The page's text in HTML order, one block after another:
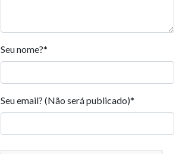
Seu nome?*
Seu email? (Não será publicado)*